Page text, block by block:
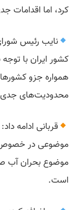
کرد، اما
نایب رئیس
کشور ایران با
همواره جزو
محدودیت‌های جدی
قربانی ادامه
موضوعی در خصوص
موضوع بحران آب
است.